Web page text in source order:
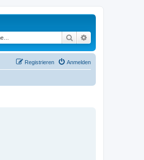
Suche
Anmelden
Registrieren